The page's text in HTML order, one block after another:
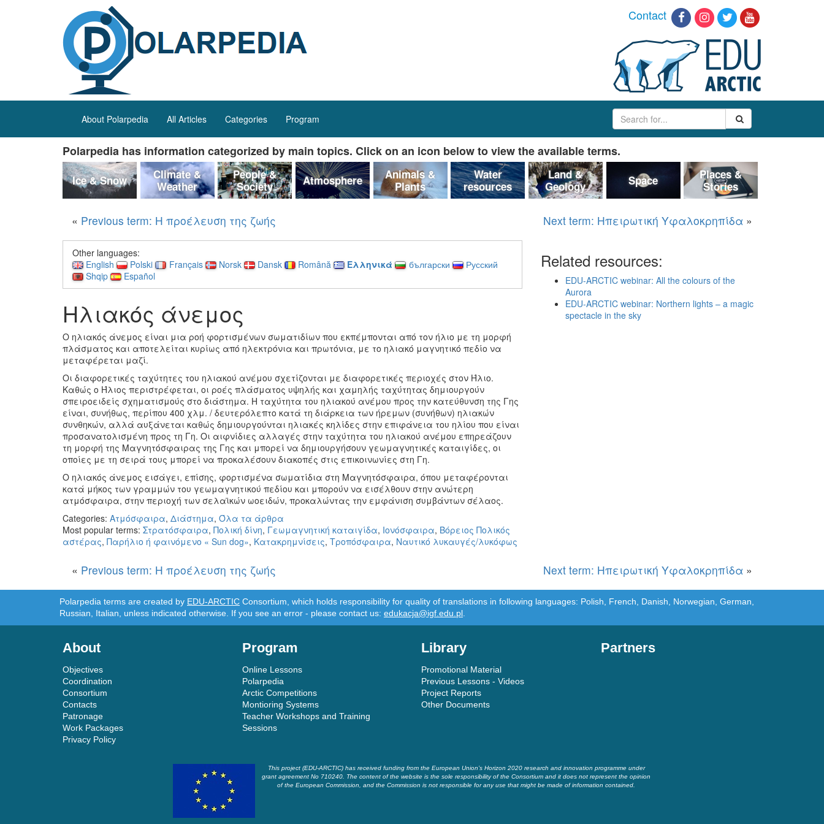
Contact
About Polarpedia All Articles Categories Program
Polarpedia has information categorized by main topics. Click on an icon below to view the available terms.
Ice & Snow
Climate &
Weather
People &
Society
Atmosphere
Animals &
Plants
Water
resources
Land &
Geology
Space
Places &
Stories
« Previous term: Η προέλευση της ζωής Next term: Ηπειρωτική Υφαλοκρηπίδα »
Other languages:
English
Polski Français Norsk Dansk Română Ελληνικά български
Русский
Shqip
Español
Ηλιακός άνεμος
Ο ηλιακός άνεμος είναι μια ροή φορτισμένων σωματιδίων που εκπέμπονται από τον ήλιο με τη μορφή
πλάσματος και αποτελείται κυρίως από ηλεκτρόνια και πρωτόνια, με το ηλιακό μαγνητικό πεδίο να
μεταφέρεται μαζί.
Οι διαφορετικές ταχύτητες του ηλιακού ανέμου σχετίζονται με διαφορετικές περιοχές στον Ήλιο.
Καθώς ο Ήλιος περιστρέφεται, οι ροές πλάσματος υψηλής και χαμηλής ταχύτητας δημιουργούν
σπειροειδείς σχηματισμούς στο διάστημα. Η ταχύτητα του ηλιακού ανέμου προς την κατεύθυνση της Γης
είναι, συνήθως, περίπου 400 χλμ. / δευτερόλεπτο κατά τη διάρκεια των ήρεμων (συνήθων) ηλιακών
συνθηκών, αλλά αυξάνεται καθώς δημιουργούνται ηλιακές κηλίδες στην επιφάνεια του ηλίου που είναι
προσανατολισμένη προς τη Γη. Οι αιφνίδιες αλλαγές στην ταχύτητα του ηλιακού ανέμου επηρεάζουν
τη μορφή της Μαγνητόσφαιρας της Γης και μπορεί να δημιουργήσουν γεωμαγνητικές καταιγίδες, οι
οποίες με τη σειρά τους μπορεί να προκαλέσουν διακοπές στις επικοινωνίες στη Γη.
Ο ηλιακός άνεμος εισάγει, επίσης, φορτισμένα σωματίδια στη Μαγνητόσφαιρα, όπου μεταφέρονται
κατά μήκος των γραμμών του γεωμαγνητικού πεδίου και μπορούν να εισέλθουν στην ανώτερη
ατμόσφαιρα, στην περιοχή των σελαϊκών ωοειδών, προκαλώντας την εμφάνιση συμβάντων σέλαος.
Categories: Ατμόσφαιρα, Διάστημα, Όλα τα άρθρα
Most popular terms: Στρατόσφαιρα, Πολική δίνη, Γεωμαγνητική καταιγίδα, Ιονόσφαιρα, Βόρειος Πολικός
αστέρας, Παρήλιο ή φαινόμενο « Sun dog», Κατακρημνίσεις, Τροπόσφαιρα, Ναυτικό λυκαυγές/λυκόφως
Related resources:
EDU-ARCTIC webinar: All the colours of the
Aurora
EDU-ARCTIC webinar: Northern lights – a magic
spectacle in the sky
« Previous term: Η προέλευση της ζωής Next term: Ηπειρωτική Υφαλοκρηπίδα »
Polarpedia terms are created by EDU-ARCTIC Consortium, which holds responsibility for quality of translations in following languages: Polish, French, Danish, Norwegian, German,
Russian, Italian, unless indicated otherwise. If you see an error - please contact us: edukacja@igf.edu.pl
About
Objectives
Coordination
Consortium
Contacts
Patronage
Work Packages
Privacy Policy
Program
Online Lessons
Polarpedia
Arctic Competitions
Montioring Systems
Teacher Workshops and Training
Sessions
Library
Promotional Material
Previous Lessons - Videos
Project Reports
Other Documents
Partners
This project (EDU-ARCTIC) has received funding from the European Union’s Horizon 2020 research and innovation programme under
grant agreement No 710240. The content of the website is the sole responsibility of the Consortium and it does not represent the opinion
of the European Commission, and the Commission is not responsible for any use that might be made of information contained.